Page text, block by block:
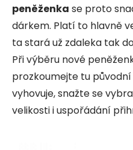
peněženka se proto
dárkem. Platí to hlavně
ta stará už zdaleka tak
Při výběru nové
prozkoumejte tu
vyhovuje, snažte se
velikosti i uspořádání